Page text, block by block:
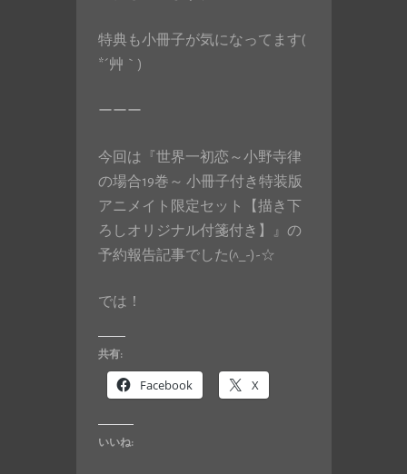
特典も小冊子が気になってます(
*´艸｀)
ーーー
今回は『世界一初恋～小野寺律
の場合19巻～ 小冊子付き特装版
アニメイト限定セット【描き下
ろしオリジナル付箋付き】』の
予約報告記事でした(^_-)-☆
では！
共有:
Facebook X
いいね: